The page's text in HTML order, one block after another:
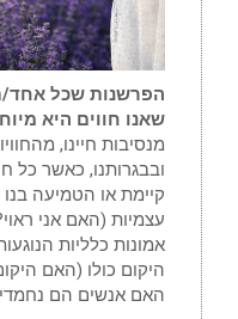
הפרשנות שכל אחד/
שאנו חווים היא
מנסיבות חיינו,
ובבגרותנו, כאשר כל
קיימת או הטמיעה
עצמיות (האם אני
אמונות כלליות
היקום כולו (האם
האם אנשים הם